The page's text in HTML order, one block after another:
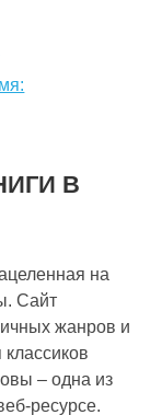
В
на
Сайт
жанров и
– одна из
ресурсе.